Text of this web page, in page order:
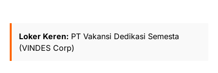
Loker Keren: PT Vakansi Dedikasi Semesta
(VINDES Corp)